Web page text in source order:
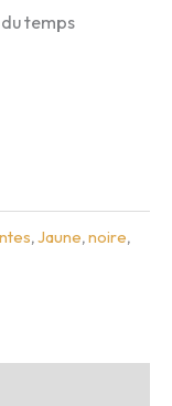
temps
,Jaune,noire,